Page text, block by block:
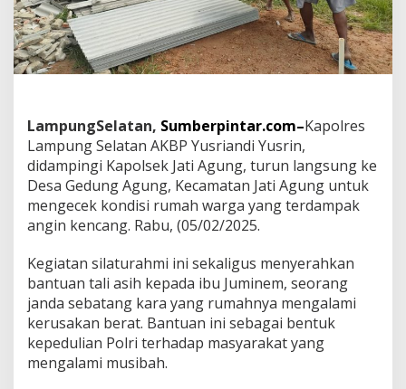
e
r
i
B
u
a
n
k
e
p
a
a
J
n
d
a
LampungSelatan, Sumberpintar.com–Kapolres
Lampung Selatan AKBP Yusriandi Yusrin,
didampingi Kapolsek Jati Agung, turun langsung ke
Desa Gedung Agung, Kecamatan Jati Agung untuk
mengecek kondisi rumah warga yang terdampak
angin kencang. Rabu, (05/02/2025.
Kegiatan silaturahmi ini sekaligus menyerahkan
bantuan tali asih kepada ibu Juminem, seorang
janda sebatang kara yang rumahnya mengalami
kerusakan berat. Bantuan ini sebagai bentuk
kepedulian Polri terhadap masyarakat yang
mengalami musibah.